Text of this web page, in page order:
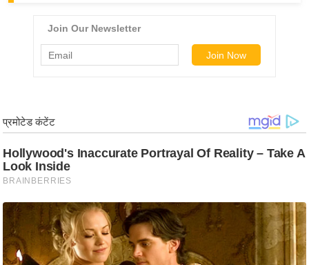
व
र्ल्ड
न्यू
ज
ब्री
फ
म
नो